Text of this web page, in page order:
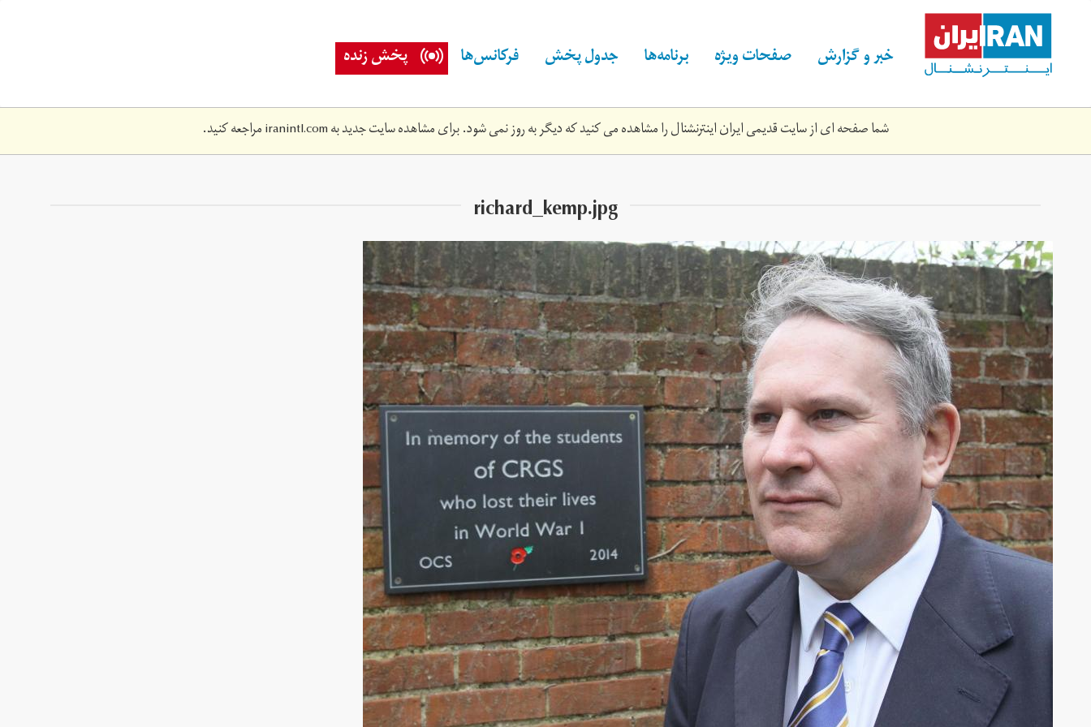
content خبر و گزارش صفحات ویژه برنامه‌ها جدول پخش فرکانس‌ها پخش زنده
شما صفحه ای از سایت قدیمی ایران اینترنشنال را مشاهده می کنید که دیگر به روز نمی شود. برای مشاهده سایت جدید بهiranintl.comمراجعه کنید.
richard_kemp.jpg